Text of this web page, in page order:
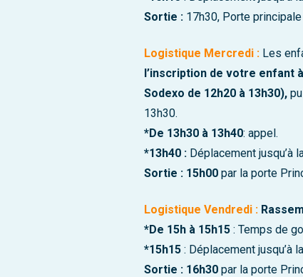
Sortie : 17h30, Porte principale
Logistique Mercredi : Les
l’inscription de votre enfant
Sodexo de 12h20 à 13h30),
13h30.
*De 13h30 à 13h40: appel.
*13h40 : Déplacement jusqu’à
Sortie : 15h00 par la porte
Logistique Vendredi :
*De 15h à 15h15 : Temps de
*15h15 : Déplacement jusqu’à
Sortie : 16h30 par la porte